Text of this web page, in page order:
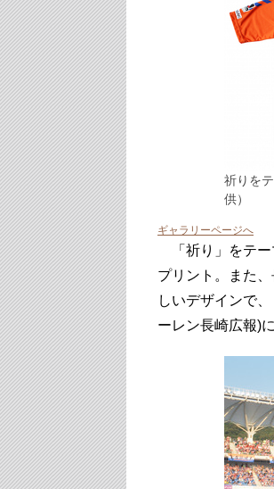
祈りを
供）
ギャラリーページへ
「祈り」をテー
プリント。また
しいデザインで
ーレン長崎広報)